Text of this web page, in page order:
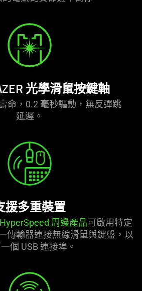
光學滑鼠按鍵軸
命，0.2 毫秒驅動，無反彈跳
延遲 。
援多重裝置
周邊產品可啟用特定
傳輸器連接無線滑鼠與鍵盤，以
個 USB 連接埠 。